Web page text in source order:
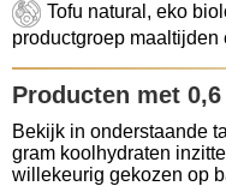
Tofu natural, eko
productgroep maaltijden
Producten met
Bekijk in onderstaande
gram koolhydraten
willekeurig gekozen op